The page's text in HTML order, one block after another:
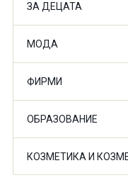
ЗА ДЕЦАТА
МОДА
ФИРМИ
ОБРАЗОВАНИЕ
КОЗМЕТИКА И